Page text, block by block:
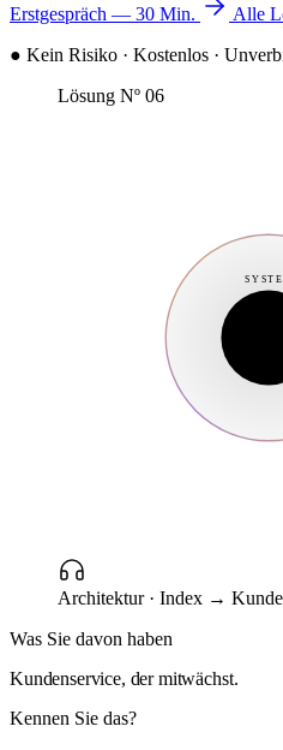
Erstgespräch — 30 Min.
Alle
● Kein Risiko · Kostenlos ·
Lösung Nº 06
Architektur · Index →
Was Sie davon haben
Kundenservice, der mitwächst.
Kennen Sie das?